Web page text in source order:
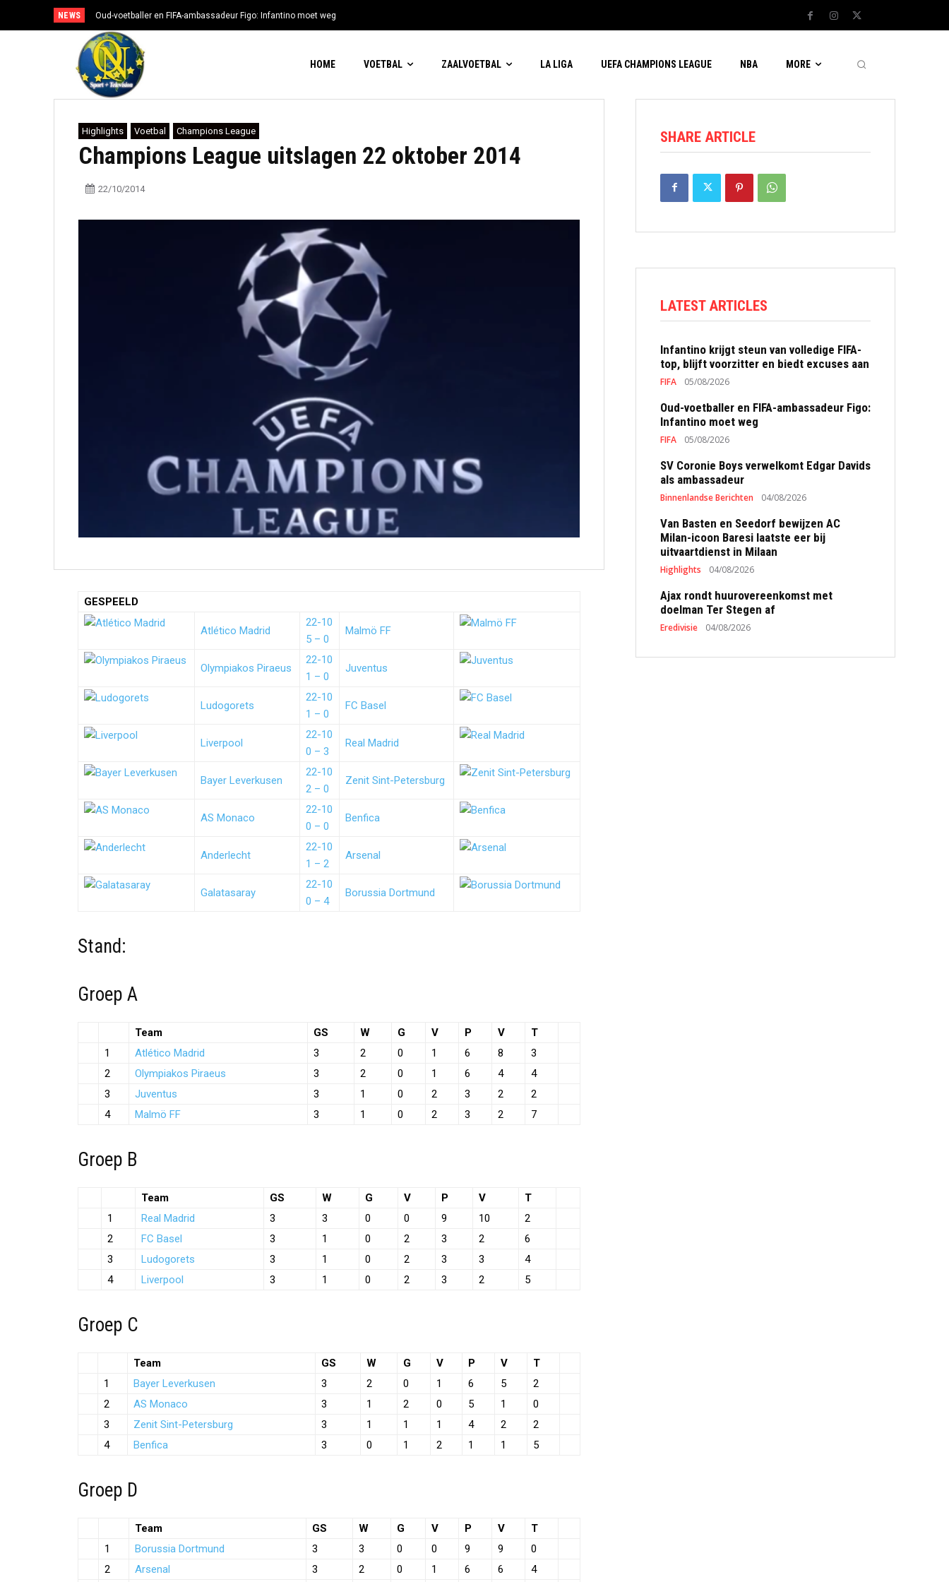
NEWS Oud-voetballer en FIFA-ambassadeur Figo: Infantino moet weg
HOME VOETBAL ZAALVOETBAL LA LIGA UEFA CHAMPIONS LEAGUE NBA MORE
Highlights Voetbal Champions League
Champions League uitslagen 22 oktober 2014
22/10/2014
GESPEELD
Atlético Madrid
22-10
5 – 0
Malmö FF
Olympiakos Piraeus
22-10
1 – 0
Juventus
Ludogorets
22-10
1 – 0
FC Basel
Liverpool
22-10
0 – 3
Real Madrid
Bayer Leverkusen
22-10
2 – 0
Zenit Sint-Petersburg
AS Monaco
22-10
0 – 0
Benfica
Anderlecht
22-10
1 – 2
Arsenal
Galatasaray
22-10
0 – 4
Borussia Dortmund
Stand:
Groep A
Team GS W G V P V
T
1
Atlético Madrid 3 2 0 1 6 8
3
2
Olympiakos Piraeus 3 2 0 1 6 4
4
3
Juventus 3 1 0 2 3 2
2
4
Malmö FF 3 1 0 2 3 2 7
Groep B
Team GS W G V P V
T
1
Real Madrid 3 3 0 0 9 10
2
2
FC Basel 3 1 0 2 3 2
6
3
Ludogorets 3 1 0 2 3 3
4
4
Liverpool 3 1 0 2 3 2 5
Groep C
Team GS W G V P V
T
1
Bayer Leverkusen 3 2 0 1 6 5
2
2
AS Monaco 3 1 2 0 5 1
0
3
Zenit Sint-Petersburg 3 1 1 1 4 2
2
4
Benfica 3 0 1 2 1 1 5
Groep D
Team GS W G V P V
T
1
Borussia Dortmund 3 3 0 0 9 9
0
2
Arsenal 3 2 0 1 6 6 4
SHARE ARTICLE
LATEST ARTICLES
Infantino krijgt steun van volledige FIFA-
top, blijft voorzitter en biedt excuses aan
FIFA 05/08/2026
Oud-voetballer en FIFA-ambassadeur Figo:
Infantino moet weg
FIFA 05/08/2026
SV Coronie Boys verwelkomt Edgar Davids
als ambassadeur
Binnenlandse Berichten 04/08/2026
Van Basten en Seedorf bewijzen AC
Milan-icoon Baresi laatste eer bij
uitvaartdienst in Milaan
Highlights 04/08/2026
Ajax rondt huurovereenkomst met
doelman Ter Stegen af
Eredivisie 04/08/2026